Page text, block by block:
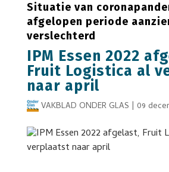
Situatie van
afgelopen periode
verslechterd
IPM Essen 2022
Fruit Logistica al
naar april
VAKBLAD ONDER GLAS | 09